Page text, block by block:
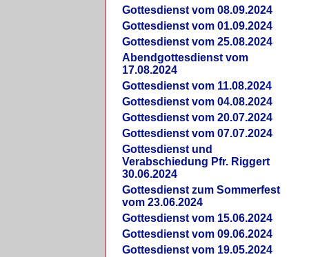
Gottesdienst vom 08.09.2024
Gottesdienst vom 01.09.2024
Gottesdienst vom 25.08.2024
Abendgottesdienst vom
17.08.2024
Gottesdienst vom 11.08.2024
Gottesdienst vom 04.08.2024
Gottesdienst vom 20.07.2024
Gottesdienst vom 07.07.2024
Gottesdienst und
Verabschiedung Pfr. Riggert
30.06.2024
Gottesdienst zum Sommerfest
vom 23.06.2024
Gottesdienst vom 15.06.2024
Gottesdienst vom 09.06.2024
Gottesdienst vom 19.05.2024